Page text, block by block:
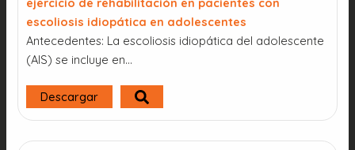
escoliosis idiopática en adolescentes
Antecedentes: La escoliosis idiopática del adolescente
(AIS) se incluye en...
Descargar